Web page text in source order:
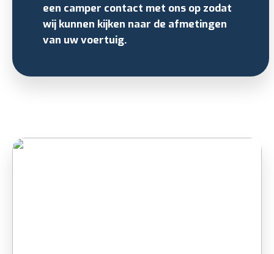
een camper contact met ons op zodat
wij kunnen kijken naar de afmetingen
van uw voertuig.